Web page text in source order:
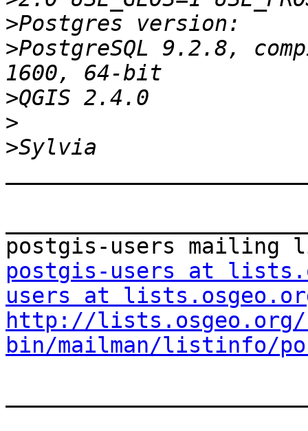
>
>PostgreSQL 9.2.8,
>
>
>
postgis-users at
users at
http://
bin/mailman/listinfo/